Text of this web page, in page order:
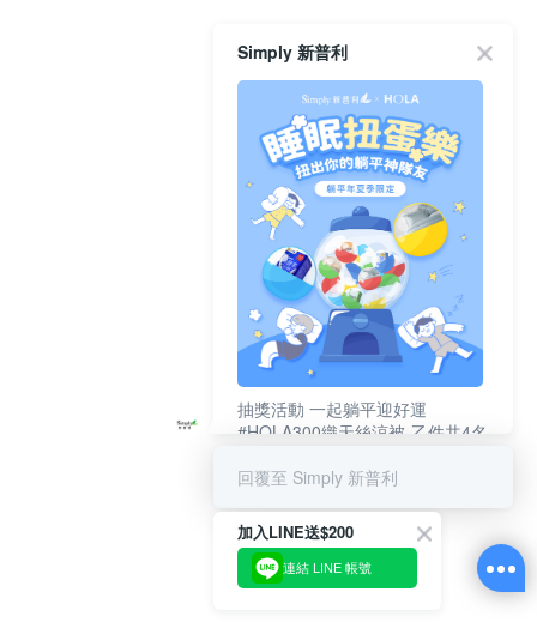
Simply 新普利
抽獎活動 一起躺平迎好運
#HOLA300織天絲涼被-乙件共4名
回覆至 Simply 新普利
加入LINE送$200
連結 LINE 帳號